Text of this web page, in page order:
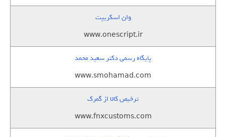
وان اسکریپت
www.onescript.ir
پایگاه رسمی دکتر سعید محمد
www.smohamad.com
ترخیص کالا از گمرک
www.fnxcustoms.com